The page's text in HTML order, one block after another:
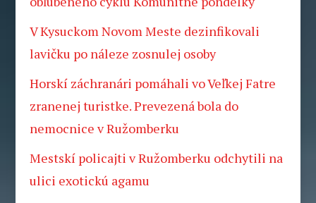
V Kysuckom Novom Meste dezinfikovali
lavičku po náleze zosnulej osoby
Horskí záchranári pomáhali vo Veľkej Fatre
zranenej turistke. Prevezená bola do
nemocnice v Ružomberku
Mestskí policajti v Ružomberku odchytili na
ulici exotickú agamu